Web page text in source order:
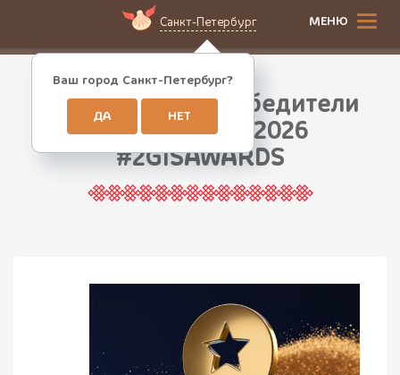
Санкт-Петербург
Ваш город Санкт-Петербург?
ДА НЕТ
МЕНЮ
ПхалиХинкали победители
премии 2ГИС 2026
#2GISAWARDS